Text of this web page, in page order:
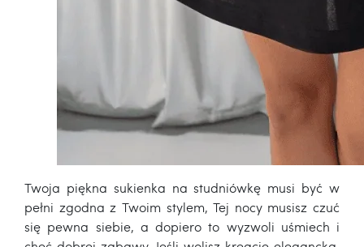
Twoja piękna sukienka na studniówkę musi być w
pełni zgodna z Twoim stylem, Tej nocy musisz czuć
się pewna siebie, a dopiero to wyzwoli uśmiech i